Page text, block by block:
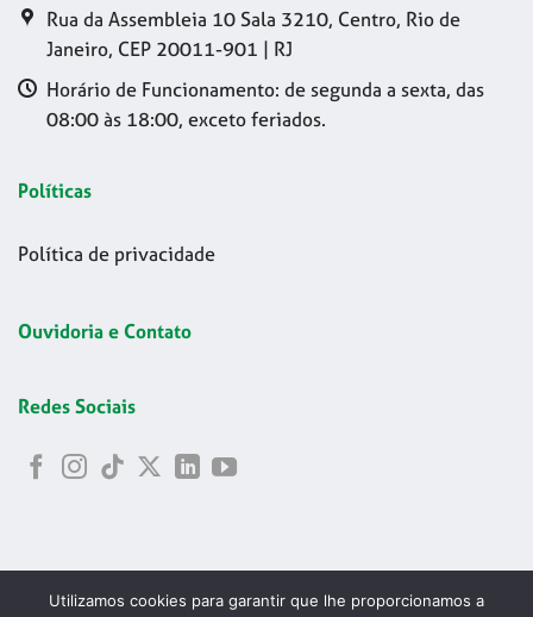
Rua da Assembleia 10 Sala 3210, Centro, Rio de
Janeiro, CEP 20011-901 | RJ
Horário de Funcionamento: de segunda a sexta, das
08:00 às 18:00, exceto feriados.
Políticas
Política de privacidade
Ouvidoria e Contato
Redes Sociais
Utilizamos cookies para garantir que lhe proporcionamos a